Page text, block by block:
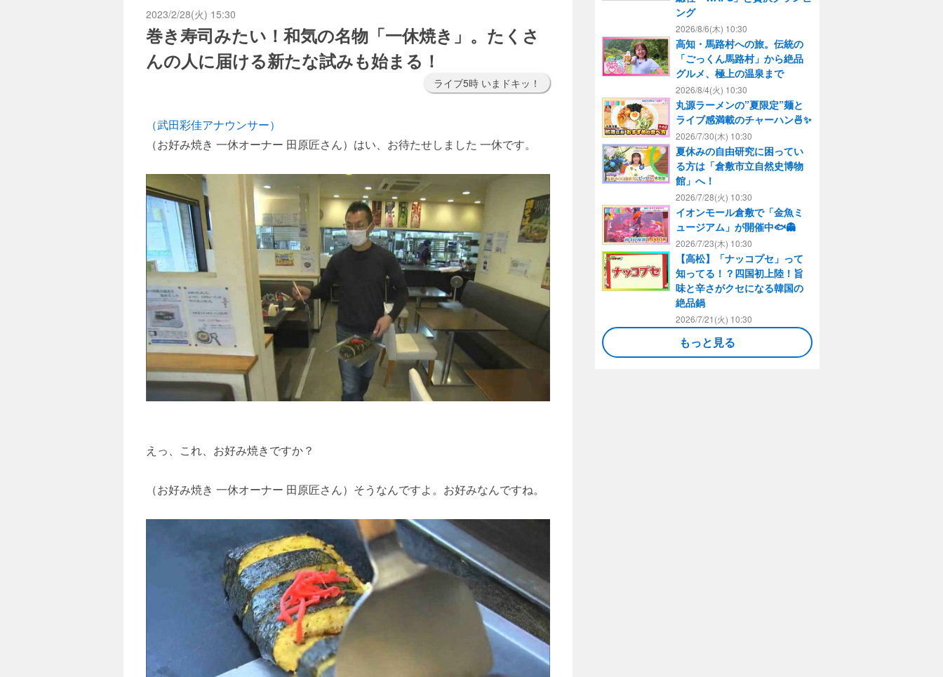
2023/2/28(火) 15:30
巻き寿司みたい！和気の名物「一休焼き」。たくさ
んの人に届ける新たな試みも始まる！
ライブ5時 いまドキッ！
（武田彩佳アナウンサー）
（お好み焼き 一休オーナー 田原匠さん）はい、お待たせしました 一休です。
えっ、これ、お好み焼きですか？
（お好み焼き 一休オーナー 田原匠さん）そうなんですよ。お好みなんですね。
ング
2026/8/6(木) 10:30
高知・馬路村への旅。伝統の
「ごっくん馬路村」から絶品
グルメ、極上の温泉まで
2026/8/4(火) 10:30
丸源ラーメンの”夏限定”麺と
ライブ感満載のチャーハン🍜✨
2026/7/30(木) 10:30
夏休みの自由研究に困ってい
る方は「倉敷市立自然史博物
館」へ！
2026/7/28(火) 10:30
イオンモール倉敷で「金魚ミ
ュージアム」が開催中🐟👻
2026/7/23(木) 10:30
【高松】「ナッコプセ」って
知ってる！？四国初上陸！旨
味と辛さがクセになる韓国の
絶品鍋
2026/7/21(火) 10:30
もっと見る